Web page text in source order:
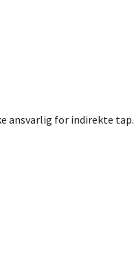
ansvarlig for indirekte tap.